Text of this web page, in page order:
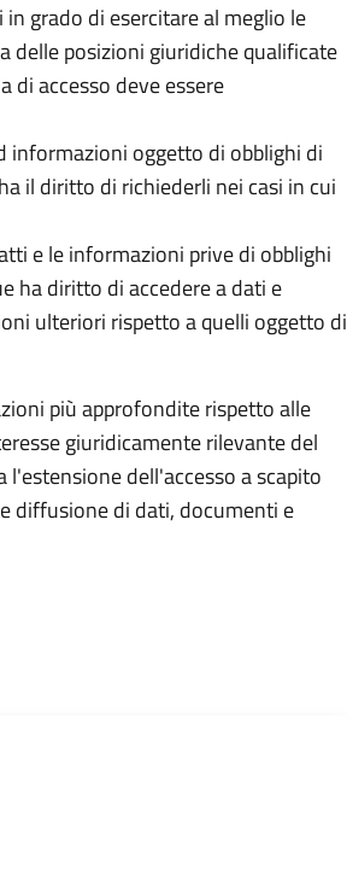
grado di esercitare al meglio le
delle posizioni giuridiche qualificate
di accesso deve essere
informazioni oggetto di obblighi di
il diritto di richiederli nei casi in cui
e le informazioni prive di obblighi
ha diritto di accedere a dati e
ulteriori rispetto a quelli oggetto di
più approfondite rispetto alle
giuridicamente rilevante del
l'estensione dell'accesso a scapito
diffusione di dati, documenti e